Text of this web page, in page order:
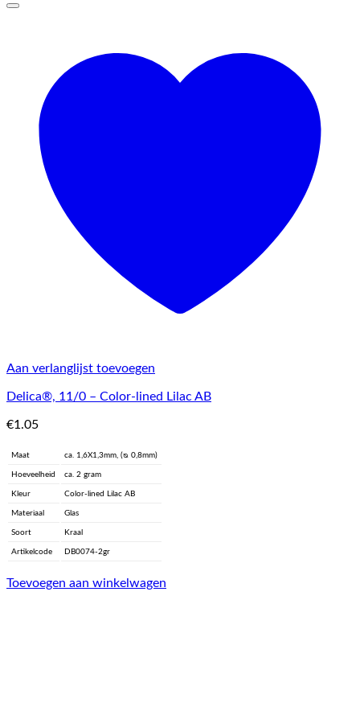
Aan verlanglijst toevoegen
Delica®, 11/0 – Color-lined Lilac AB
€1.05
Maat ca. 1,6X1,3mm, (ᴓ 0,8mm)
Hoeveelheid ca. 2 gram
Kleur Color-lined Lilac AB
Materiaal Glas
Soort Kraal
Artikelcode DB0074-2gr
Toevoegen aan winkelwagen